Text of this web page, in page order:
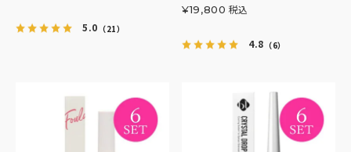
5.0 （21）
¥19,800 税込
4.8 （6）